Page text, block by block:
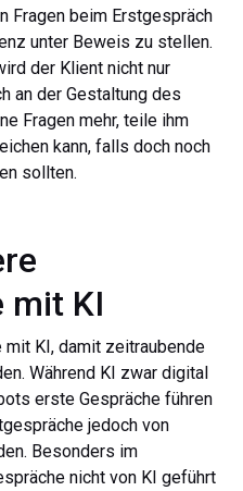
Fragen beim Erstgespräch
unter Beweis zu stellen.
der Klient nicht nur
an der Gestaltung des
Fragen mehr, teile ihm
kann, falls doch noch
sollten.
mit KI
KI, damit zeitraubende
Während KI zwar digital
erste Gespräche führen
jedoch von
Besonders im
nicht von KI geführt